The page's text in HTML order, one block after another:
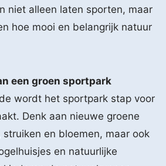
niet alleen laten sporten, maar
hoe mooi en belangrijk natuur
een groen sportpark
wordt het sportpark stap voor
Denk aan nieuwe groene
en bloemen, maar ook
en natuurlijke